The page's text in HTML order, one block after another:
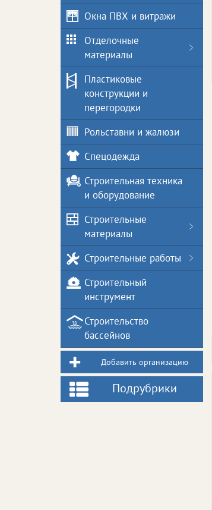
Окна ПВХ и витражи
Отделочные
материалы
Пластиковые
конструкции и
перегородки
Рольставни и жалюзи
Спецодежда
Строительная техника
и оборудование
Строительные
материалы
Строительные работы
Строительный
инструмент
Строительство
бассейнов
Добавить организацию
Подрубрики